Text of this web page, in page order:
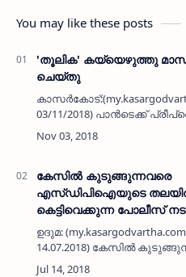
You may like these posts
'തൂലിക' കയ്യെഴുത്തു
ചെയ്തു
03/11/2018) പാന്‍ടെക്ക്
അനുബന്ധിച്ച് തയ്യറാക്കിയ
കേസില്‍ കുടുങ്ങുന്നവരെ
എസ്ഡിപിഐയുടെ
കെട്ടിവെക്കുന്ന പോലീസ്
അവസാനിപ്പിക്കണം:
ഉദുമ: (my.kasargodvartha.com
14.07.2018) കേസില്‍
എസ്ഡിപിഐയുടെ തലയില്‍